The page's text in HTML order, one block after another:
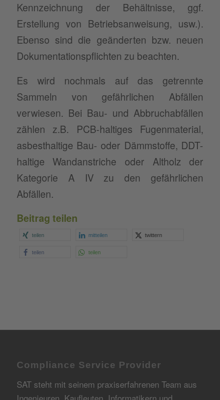
Kennzeichnung der Behältnisse, ggf.
Erstellung von Betriebsanweisung, usw.).
Ebenso sind die geänderten bzw. neuen
Dokumentationspflichten zu beachten.
Es wird nochmals auf das getrennte
Sammeln von gefährlichen Abfällen
verwiesen. Bei Bau- und Abbruchabfällen
zählen z.B. PCB-haltiges Fugenmaterial,
asbesthaltige Bau- oder Dämmstoffe, DDT-
haltige Wandanstriche oder Altholz der
Kategorie A IV zu den gefährlichen
Abfällen.
Beitrag teilen
teilen mitteilen twittern
teilen teilen
Compliance Service Provider
SAT steht mit seinem praxiserfahrenen Team aus